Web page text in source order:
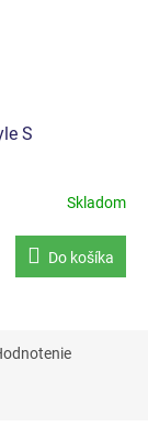
S
Skladom
Do košíka